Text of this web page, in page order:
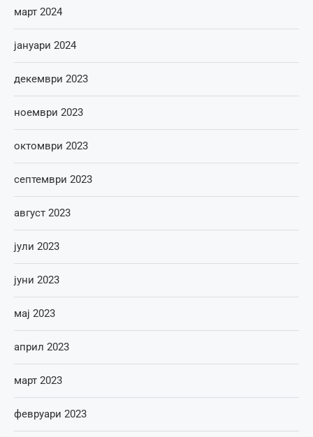
март 2024
јануари 2024
декември 2023
ноември 2023
октомври 2023
септември 2023
август 2023
јули 2023
јуни 2023
мај 2023
април 2023
март 2023
февруари 2023